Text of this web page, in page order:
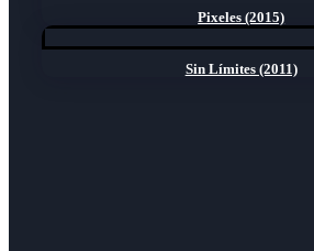
Pixeles (2015)
Sin Límites (2011)